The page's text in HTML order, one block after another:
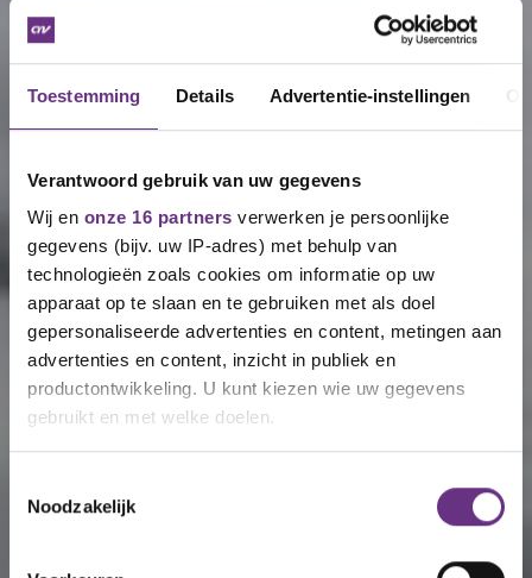
Toestemming Details Advertentie-instellingen
Verantwoord gebruik van uw gegevens
Wij en onze 16 partners verwerken je persoonlijke
gegevens (bijv. uw IP-adres) met behulp van
technologieën zoals cookies om informatie op uw
apparaat op te slaan en te gebruiken met als doel
gepersonaliseerde advertenties en content, metingen aan
advertenties en content, inzicht in publiek en
productontwikkeling. U kunt kiezen wie uw gegevens
gebruikt en met welke doelen.
Informatie verzamelen over uw geografische
Uw apparaat identificeren door het actief te
Noodzakelijk